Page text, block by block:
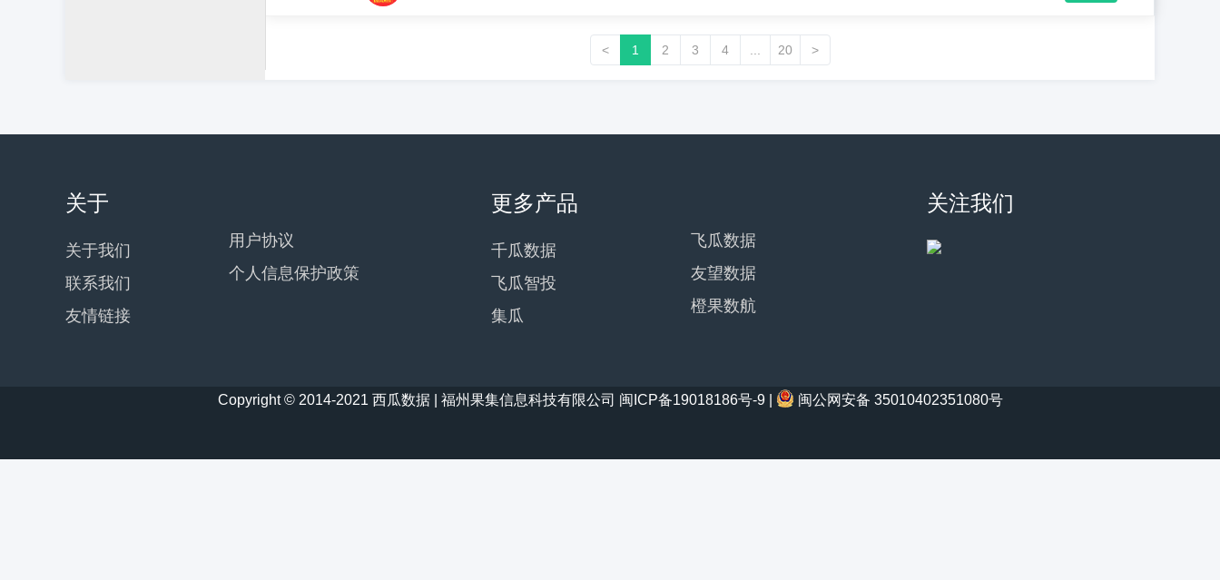
< 1 2 3 4 20 >
关于
关于我们
联系我们
友情链接
用户协议
个人信息保护政策
更多产品
千瓜数据
飞瓜智投
集瓜
飞瓜数据
友望数据
橙果数航
关注我们
Copyright © 2014-2021 西瓜数据 | 福州果集信息科技有限公司 闽ICP备19018186号-9 闽公网安备 35010402351080号